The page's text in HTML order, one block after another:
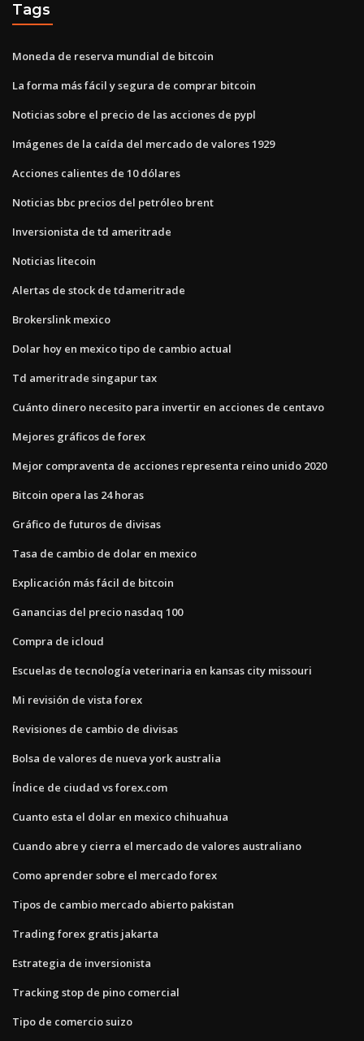
Tags
Moneda de reserva mundial de bitcoin
La forma más fácil y segura de comprar bitcoin
Noticias sobre el precio de las acciones de pypl
Imágenes de la caída del mercado de valores 1929
Acciones calientes de 10 dólares
Noticias bbc precios del petróleo brent
Inversionista de td ameritrade
Noticias litecoin
Alertas de stock de tdameritrade
Brokerslink mexico
Dolar hoy en mexico tipo de cambio actual
Td ameritrade singapur tax
Cuánto dinero necesito para invertir en acciones de centavo
Mejores gráficos de forex
Mejor compraventa de acciones representa reino unido 2020
Bitcoin opera las 24 horas
Gráfico de futuros de divisas
Tasa de cambio de dolar en mexico
Explicación más fácil de bitcoin
Ganancias del precio nasdaq 100
Compra de icloud
Escuelas de tecnología veterinaria en kansas city missouri
Mi revisión de vista forex
Revisiones de cambio de divisas
Bolsa de valores de nueva york australia
Índice de ciudad vs forex.com
Cuanto esta el dolar en mexico chihuahua
Cuando abre y cierra el mercado de valores australiano
Como aprender sobre el mercado forex
Tipos de cambio mercado abierto pakistan
Trading forex gratis jakarta
Estrategia de inversionista
Tracking stop de pino comercial
Tipo de comercio suizo